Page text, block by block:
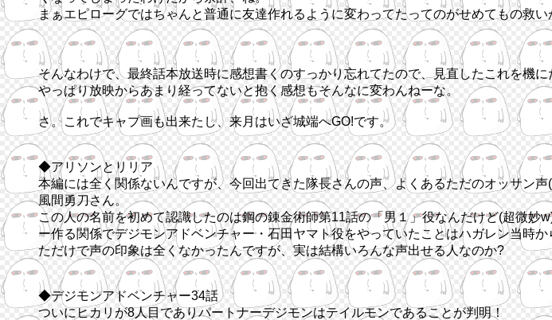
まぁエピローグではちゃんと普通に友達作れるように変わってたってのがせめてもの救い
そんなわけで、最終話本放送時に感想書くのすっかり忘れてたので、見直したこれを機
やっぱり放映からあまり経ってないと抱く感想もそんなに変わんねーな。
さ。これでキャプ画も出来たし、来月はいざ城端へGO!です。
◆アリソンとリリア
本編には全く関係ないんですが、今回出てきた隊長さんの声、よくあるただのオッサン
風間勇刀さん。
この人の名前を初めて認識したのは鋼の錬金術師第11話の「男１」役なんだけど(超微
ー作る関係でデジモンアドベンチャー・石田ヤマト役をやっていたことはハガレン当時
ただけで声の印象は全くなかったんですが、実は結構いろんな声出せる人なのか?
◆デジモンアドベンチャー34話
ついにヒカリが8人目でありパートナーデジモンはテイルモンであることが判明！